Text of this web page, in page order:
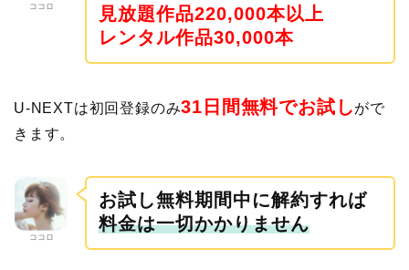
ココロ
見放題作品220,000本以上
レンタル作品30,000本
U-NEXTは初回登録のみ31日間無料でお試しがで
きます。
ココロ
お試し無料期間中に解約すれば
料金は一切かかりません